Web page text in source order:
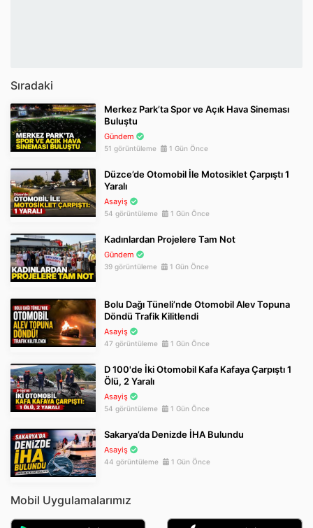
Sıradaki
Merkez Park’ta Spor ve Açık Hava Sineması
Buluştu
Gündem
51 görüntüleme 1 Gün Önce
Düzce’de Otomobil İle Motosiklet Çarpıştı 1
Yaralı
Asayiş
54 görüntüleme 1 Gün Önce
Kadınlardan Projelere Tam Not
Gündem
39 görüntüleme 1 Gün Önce
Bolu Dağı Tüneli’nde Otomobil Alev Topuna
Döndü Trafik Kilitlendi
Asayiş
47 görüntüleme 1 Gün Önce
D 100'de İki Otomobil Kafa Kafaya Çarpıştı 1
Ölü, 2 Yaralı
Asayiş
54 görüntüleme 1 Gün Önce
Sakarya’da Denizde İHA Bulundu
Asayiş
44 görüntüleme 1 Gün Önce
Mobil Uygulamalarımız